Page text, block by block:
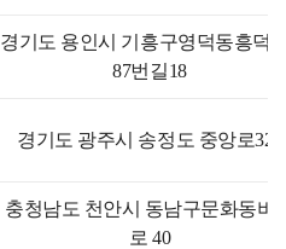
경기도 용인시 기흥구영덕동흥덕2
87번길18
경기도 광주시 송정도 중앙로324
충청남도 천안시 동남구문화동버
로 40